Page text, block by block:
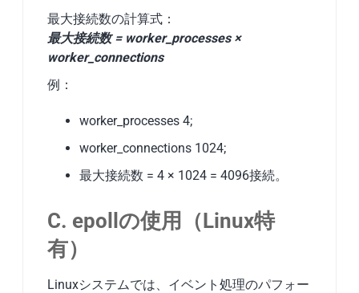
最大接続数の計算式：
最大接続数 = worker_processes ×
worker_connections
例：
worker_processes 4;
worker_connections 1024;
最大接続数 = 4 × 1024 = 4096接続。
C. epollの使用（Linux特
有）
Linuxシステムでは、イベント処理のパフォー